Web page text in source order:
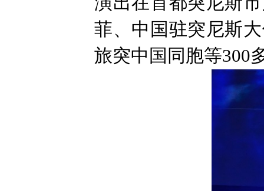
菲、中国驻突尼斯
旅突中国同胞等300